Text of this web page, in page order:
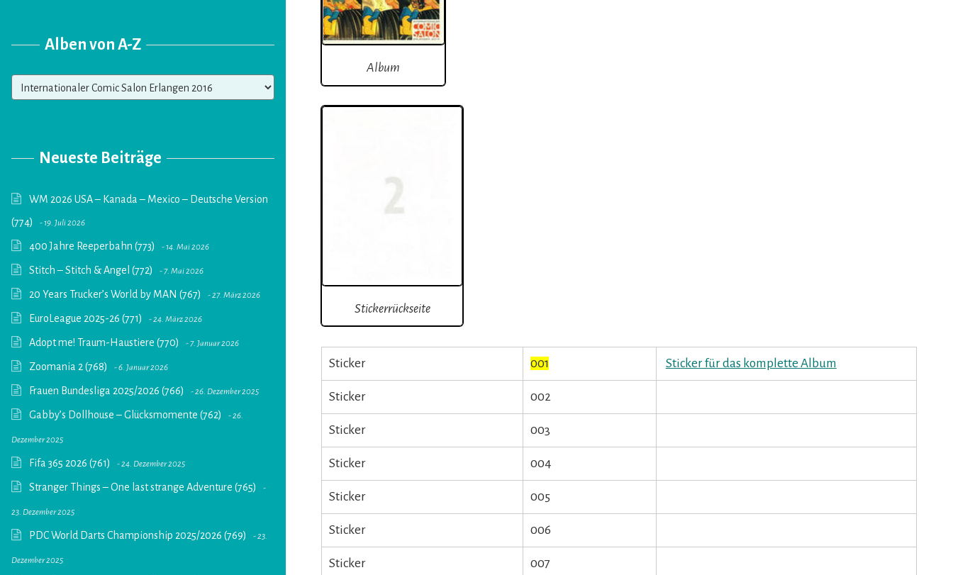
Alben von A-Z
Alben
von
Neueste Beiträge
WM 2026 USA – Kanada – Mexico – Deutsche Version
(774)
19. Juli 2026
400 Jahre Reeperbahn (773) 14. Mai 2026
Stitch – Stitch & Angel (772) 7. Mai 2026
20 Years Trucker’s World by MAN (767) 27. März 2026
EuroLeague 2025-26 (771) 24. März 2026
Adopt me! Traum-Haustiere (770) 7. Januar 2026
Zoomania 2 (768) 6. Januar 2026
Frauen Bundesliga 2025/2026 (766) 26. Dezember 2025
Gabby’s Dollhouse – Glücksmomente (762) 26.
Dezember 2025
Fifa 365 2026 (761) 24. Dezember 2025
Stranger Things – One last strange Adventure (765)
23. Dezember 2025
PDC World Darts Championship 2025/2026 (769) 23.
Dezember 2025
Album
Stickerrückseite
Sticker 001 Sticker für das komplette Album
Sticker 002
Sticker 003
Sticker 004
Sticker 005
Sticker 006
Sticker 007